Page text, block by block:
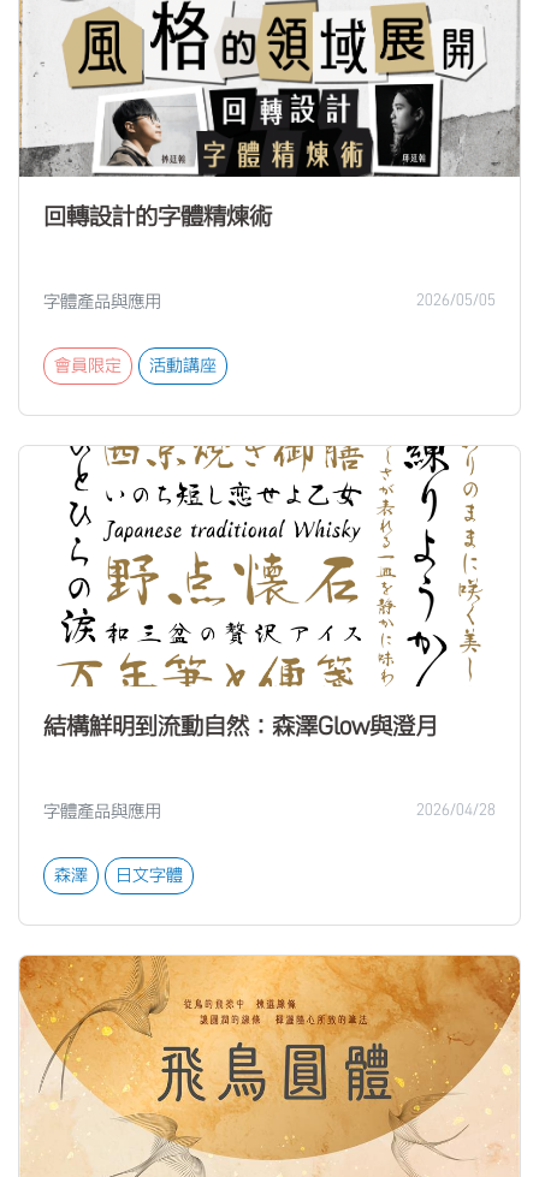
回轉設計的字體精煉術
字體產品與應用 2026/05/05
會員限定 活動講座
結構鮮明到流動自然：森澤Glow與澄月
字體產品與應用 2026/04/28
森澤 日文字體